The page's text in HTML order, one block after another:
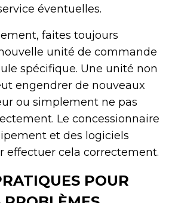
éventuelles.
faites toujours
unité de commande
spécifique. Une unité non
engendrer de nouveaux
ou simplement ne pas
Le concessionnaire
et des logiciels
effectuer cela correctement.
POUR